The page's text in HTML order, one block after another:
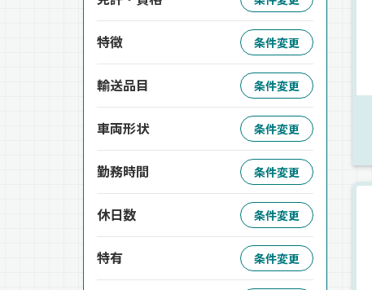
特徴 条件変更
輸送品目 条件変更
車両形状 条件変更
勤務時間 条件変更
休日数 条件変更
特有 条件変更